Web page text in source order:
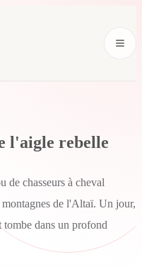
l'aigle rebelle
de chasseurs à cheval
de l'Altaï. Un jour,
tombe dans un profond